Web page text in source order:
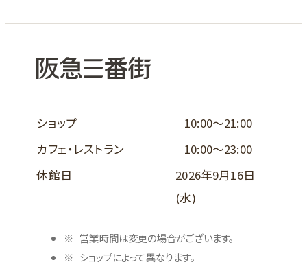
ショップ
10:00～21:00
カフェ・レストラン
10:00～23:00
休館日
2026年9月16日
(水)
営業時間は変更の場合がございます。
ショップによって異なります。